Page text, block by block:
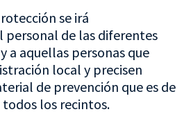
se irá
de las diferentes
a aquellas personas que
local y precisen
de prevención que es de
los recintos.